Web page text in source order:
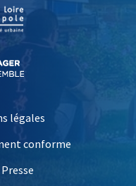
, Ouvre une nouvelle
légales
conforme
Presse